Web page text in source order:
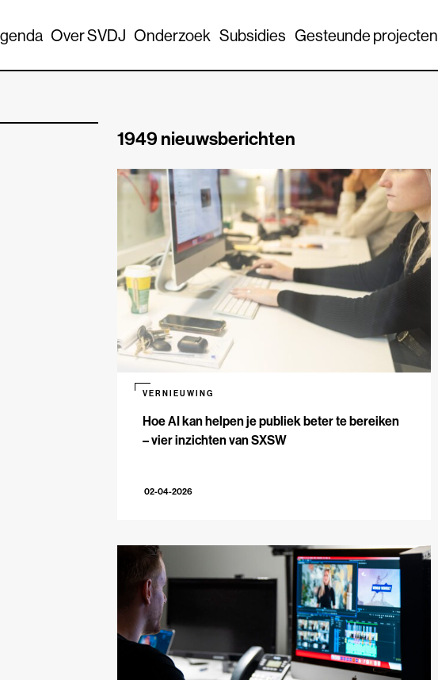
Over SVDJ Onderzoek Subsidies Gesteunde projecten
1949 nieuwsberichten
Hoe AI kan helpen je publiek beter te bereiken
– vier inzichten van SXSW
VERNIEUWING
02-04-2026